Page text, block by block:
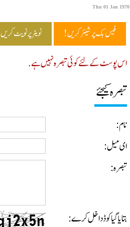
Thu 01 Jan 1970
فیس بک پر شیئر کریں! ٹویٹر پر ٹویٹ کریں
اس پوسٹ کے لئے کوئی تبصرہ نہیں ہے.
تبصرہ کیجئے
نام:
ای میل:
تبصرہ:
بتایا گیا کوڈ داخل کرے: